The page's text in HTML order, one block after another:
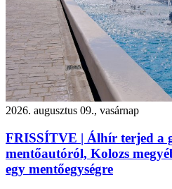
2026. augusztus 09., vasárnap
FRISSÍTVE | Álhír terjed a
mentőautóról, Kolozs
egy mentőegységre